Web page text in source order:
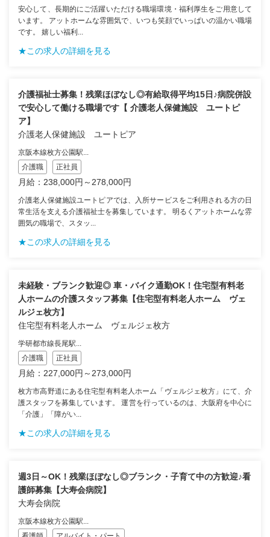
安心して、長期的にご活躍いただける職場環境・福利厚生をご用意して
います。 アットホームな雰囲気で、いつも笑顔でいっぱいの温かい職場
です。 嬉しい福利...
★この求人の詳細を見る
介護福祉士募集！残業ほぼなし◎有給取得平均15日♪病院併設
で安心して働ける職場です【 介護老人保健施設 ユートピ
ア】
介護老人保健施設 ユートピア
京阪本線枚方公園駅...
介護職
正社員
月給：238,000円～278,000円
介護老人保健施設ユートピアでは、入所サービスをご利用される方の日
常生活を支える介護福祉士を募集しています。 明るくアットホームな雰
囲気の職場で、スタッ...
★この求人の詳細を見る
未経験・ブランク歓迎◎ 車・バイク通勤OK！住宅型有料老
人ホームの介護スタッフ募集【住宅型有料老人ホーム ヴェ
ルジェ枚方】
住宅型有料老人ホーム ヴェルジェ枚方
学研都市線長尾駅...
介護職
正社員
月給：227,000円～273,000円
枚方市高野道にある住宅型有料老人ホーム「ヴェルジェ枚方」にて、介
護スタッフを募集しています。 運営を行っているのは、大阪府を中心に
「介護」「障がい...
★この求人の詳細を見る
週3日～OK！残業ほぼなし◎ブランク・子育て中の方歓迎♪看
護師募集【大寿会病院】
大寿会病院
京阪本線枚方公園駅...